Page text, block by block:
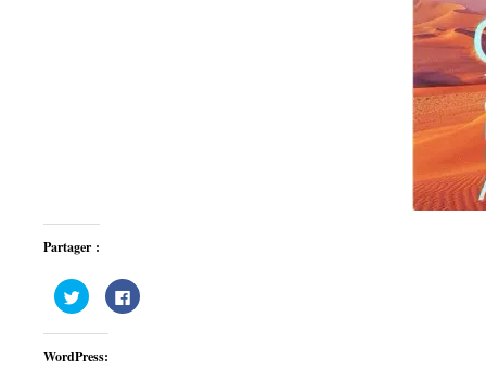
Partager :
Cliquez
pour
partager
sur
dans
Cliquez
pour
WordPress: